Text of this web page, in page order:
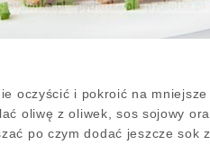
oczyścić i pokroić na mniejsze
oliwę z oliwek, sos sojowy
po czym dodać jeszcze sok